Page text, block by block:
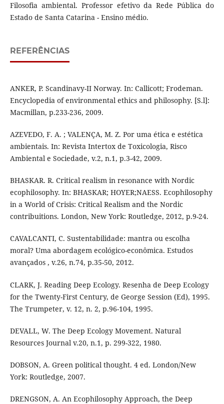
Filosofia ambiental. Professor efetivo da Rede Pública do
Estado de Santa Catarina - Ensino médio.
REFERÊNCIAS
ANKER, P. Scandinavy-II Norway. In: Callicott; Frodeman.
Encyclopedia of environmental ethics and philosophy. [S.l]:
Macmillan, p.233-236, 2009.
AZEVEDO, F. A. ; VALENÇA, M. Z. Por uma ética e estética
ambientais. In: Revista Intertox de Toxicologia, Risco
Ambiental e Sociedade, v.2, n.1, p.3-42, 2009.
BHASKAR. R. Critical realism in resonance with Nordic
ecophilosophy. In: BHASKAR; HOYER;NAESS. Ecophilosophy
in a World of Crisis: Critical Realism and the Nordic
contribuitions. London, New York: Routledge, 2012, p.9-24.
CAVALCANTI, C. Sustentabilidade: mantra ou escolha
moral? Uma abordagem ecológico-econômica. Estudos
avançados , v.26, n.74, p.35-50, 2012.
CLARK, J. Reading Deep Ecology. Resenha de Deep Ecology
for the Twenty-First Century, de George Session (Ed), 1995.
The Trumpeter, v. 12, n. 2, p.96-104, 1995.
DEVALL, W. The Deep Ecology Movement. Natural
Resources Journal v.20, n.1, p. 299-322, 1980.
DOBSON, A. Green political thought. 4 ed. London/New
York: Routledge, 2007.
DRENGSON, A. An Ecophilosophy Approach, the Deep